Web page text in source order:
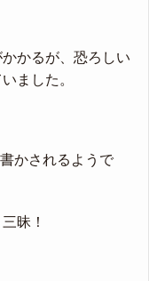
かるが、恐ろしい
ました。
かされるようで
昧！